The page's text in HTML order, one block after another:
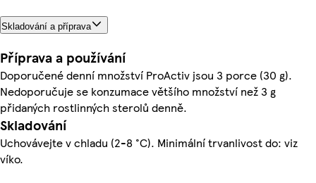
Skladování a příprava
Příprava a používání
Doporučené denní množství ProActiv jsou 3 porce (30 g).
Nedoporučuje se konzumace většího množství než 3 g
přidaných rostlinných sterolů denně.
Skladování
Uchovávejte v chladu (2-8 °C). Minimální trvanlivost do: viz
víko.